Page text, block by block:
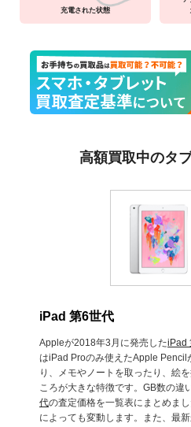
充電された状態
高額買取中のタ
iPad 第6世代
Appleが2018年3月に発売したiPad
はiPad Proのみ使えたApple Pencil
り、メモやノートを取ったり、絵
ころが大きな特徴です。GB数の違
代の査定価格を一覧表にまとめま
によっても変動します。また、最